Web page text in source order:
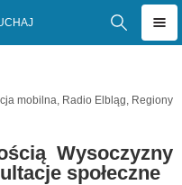
mobilna, Radio Elbląg, Regiony
Wysoczyzny
społeczne